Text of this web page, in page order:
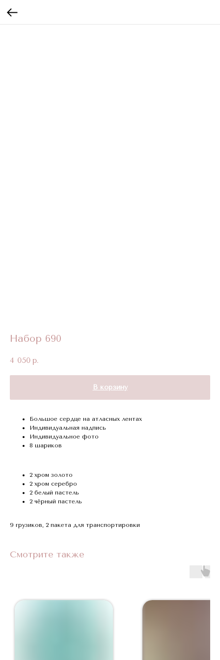
Набор 690
4 050 р.
В корзину
Большое сердце на атласных лентах
Индивидуальная надпись
Индивидуальное фото
8 шариков
2 хром золото
2 хром серебро
2 белый пастель
2 чёрный пастель
9 грузиков, 2 пакета для транспортировки
Смотрите также